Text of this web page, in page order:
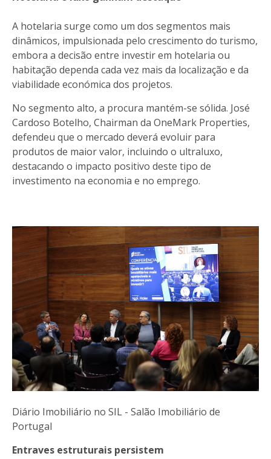
A hotelaria surge como um dos segmentos mais
dinâmicos, impulsionada pelo crescimento do turismo,
embora a decisão entre investir em hotelaria ou
habitação dependa cada vez mais da localização e da
viabilidade económica dos projetos.
No segmento alto, a procura mantém-se sólida. José
Cardoso Botelho, Chairman da OneMark Properties,
defendeu que o mercado deverá evoluir para
produtos de maior valor, incluindo o ultraluxo,
destacando o impacto positivo deste tipo de
investimento na economia e no emprego.
Diário Imobiliário no SIL - Salão Imobiliário de
Portugal
Entraves estruturais persistem